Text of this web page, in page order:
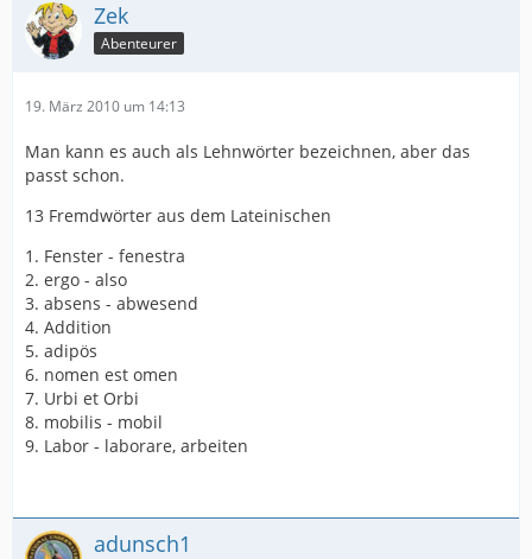
Zek
Abenteurer
19. März 2010 um 14:13
Man kann es auch als Lehnwörter bezeichnen, aber das
passt schon.
13 Fremdwörter aus dem Lateinischen
1. Fenster - fenestra
2. ergo - also
3. absens - abwesend
4. Addition
5. adipös
6. nomen est omen
7. Urbi et Orbi
8. mobilis - mobil
9. Labor - laborare, arbeiten
adunsch1